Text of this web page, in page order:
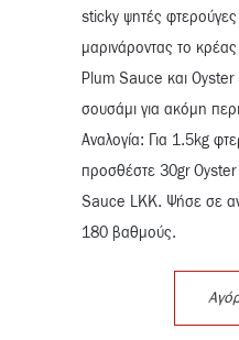
sticky ψητές
μαρινάροντας το
Plum Sauce και
σουσάμι για ακόμη
Αναλογία: Για 1.5kg
προσθέστε 30gr
Sauce LKK. Ψήσε σε
180 βαθμούς.